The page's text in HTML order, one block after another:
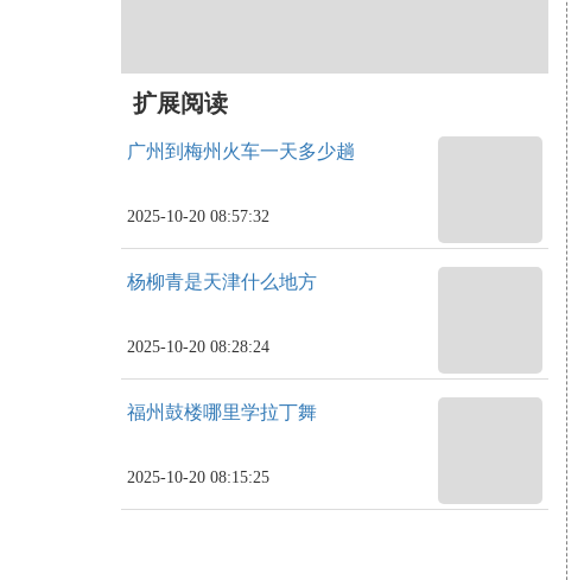
扩展阅读
广州到梅州火车一天多少趟
2025-10-20 08:57:32
杨柳青是天津什么地方
2025-10-20 08:28:24
福州鼓楼哪里学拉丁舞
2025-10-20 08:15:25